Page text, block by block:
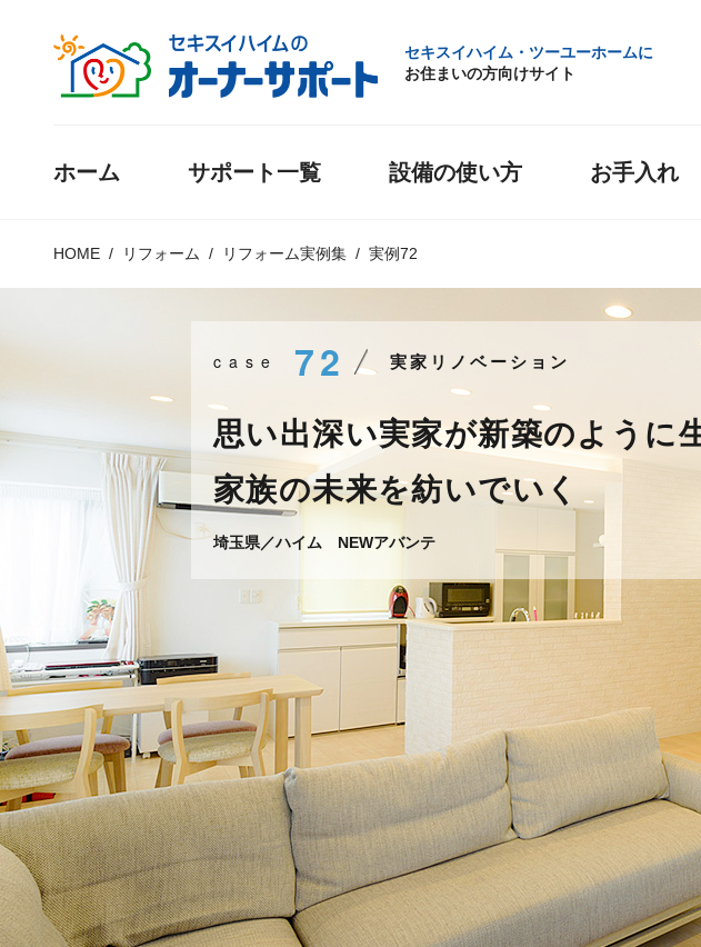
セキスイハイム・ツーユーホームに
お住まいの方向けサイト
ホーム サポート一覧 設備の使い方 お手入れ
HOME リフォーム リフォーム実例集 実例72
case 72 実家リノベーション
思い出深い実家が新築のように
家族の未来を紡いでいく
埼玉県／ハイム NEWアバンテ